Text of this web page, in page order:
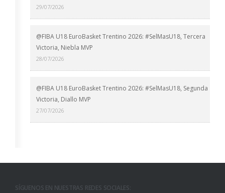
29/07/2026
@FIBA U18 EuroBasket Trentino 2026: #SelMasU18, Tercera
Victoria, Niebla MVP
28/07/2026
@FIBA U18 EuroBasket Trentino 2026: #SelMasU18, Segunda
Victoria, Diallo MVP
27/07/2026
SÍGUENOS EN NUESTRAS REDES SOCIALES: